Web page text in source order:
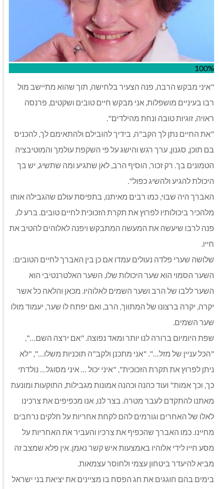
100%
"איני מבקש הרבה, פנה הצעיר בלחישה, תוך שהוא מתיישב מול
רבו בעיניים מושפלות, אני מבקש חיים טובים ושקטים, פרנסה
ראויה, זוגיות טובה ונחת מהילדים".
"את החיים נתן לך הקב"ה, בידיך להובילם ולהתאימם לך, להכניס
בם תוכן, סגנון, ערך רגש והישג על פי השקפת עולמך והמוטיבציה
הטמונים בך. רק זכור, הוסיף הרב, לאן שתגיע ומה שתשיג, יש בך
היכולת להגיע ולהשיג כפול".
האברך היה שבוי, כמו רבים מאיתנו, בתפיסת עולם שהגבילה אותו
מלהכיר ביכולותיו לפרוץ את תקרת הזכוכית לחיים טובים. ברע לו,
פנה לרבו שיעשה את המעשה המתבקש ויפנה לאלוהים להטיב את
חייו.
שלושה שערי פלדה נעולים עמדו אם כן בין האברך לחיים הטובים:
השער הסמוי הוא שער היכולות שלו, השער האלטרנטיבי הוא
השער ללבו של הרב ושער השמים לאלוהיו. מכאן והלאה כל אשר
יקרה, יקרה ברצונו של המתווך, הרב, ואם יפתח לו שער, יעמוד מולו
שער השמים.
שפת היומיום ברורה לנו יותר ומאד נפוצה. "אם ירצה השם…",
"הכל עניין של מזל…". "אני מתכנן ולקב"ה תוכניות משלו…", "לא
ניתן לפרוץ את תקרת הזכוכית", "איני יכול … איני מסוגל… נולדתי
כך, וכך אמות" ועוד כהנה וכהנה אמונות מגבילות, התוקעות ומונעת
מאתנו להתקדם לעבר מטרה. בצר לנו, אנו מכפיפים את צרכינו
לאלו של האחרים וגורמים להם לקחת אחריות על חלקים נרחבים
מחיינו. כמו האברך שהכפיף את צרכיו והעביר את האחריות על
מסע חייו לידי אלוהיו באמצעות איש קשר נאמן. אין פלא שמצב זה
מביא להיעדר ביטחון עצמי ולחוסר עצמאות.
בימים בהם חוגגים את חג הפסח בו מציינים את יציאת בני ישראל